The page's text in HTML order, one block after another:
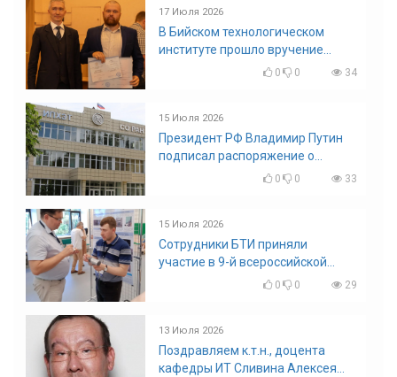
17 Июля 2026
В Бийском технологическом
институте прошло вручение
0 0 34
15 Июля 2026
Президент РФ Владимир Путин
подписал распоряжение о
поощрении граждан и трудовых
0 0 33
15 Июля 2026
Сотрудники БТИ приняли
участие в 9-й всероссийской
конференции по задачам со
0 0 29
13 Июля 2026
Поздравляем к.т.н., доцента
кафедры ИТ Сливина Алексея